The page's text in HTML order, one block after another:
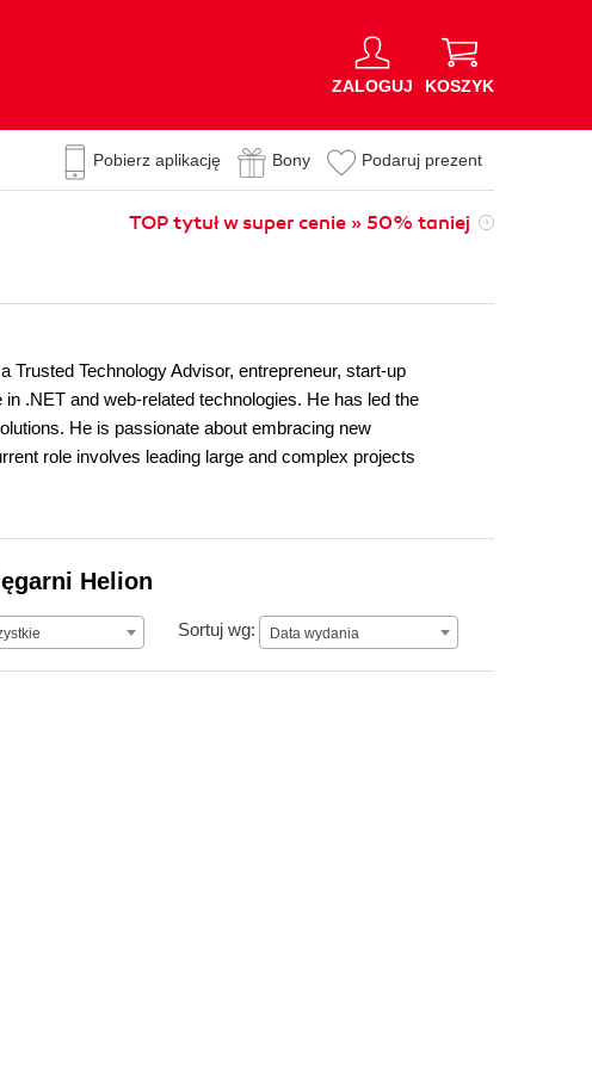
ZALOGUJ KOSZYK
Pobierz aplikację Bony Podaruj prezent
TOP tytuł w super cenie » 50% taniej
Trusted Technology Advisor, entrepreneur, start-up
.NET and web-related technologies. He has led the
He is passionate about embracing new
role involves leading large and complex projects
Helion
Sortuj wg: Data wydania
Data wydania